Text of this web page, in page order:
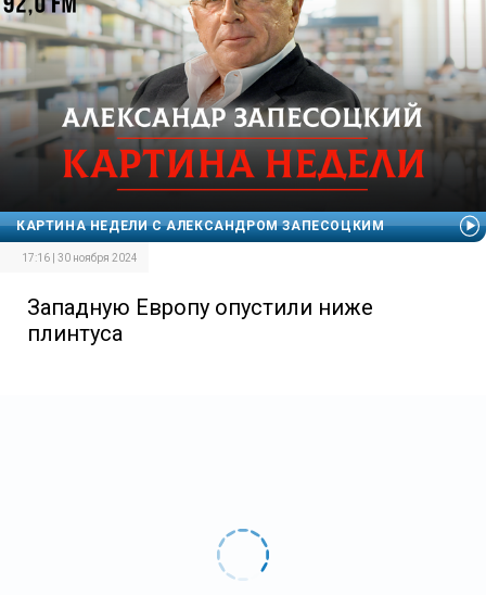
КАРТИНА НЕДЕЛИ С АЛЕКСАНДРОМ ЗАПЕСОЦКИМ
17:16 | 30 ноября 2024
Западную Европу опустили ниже
плинтуса